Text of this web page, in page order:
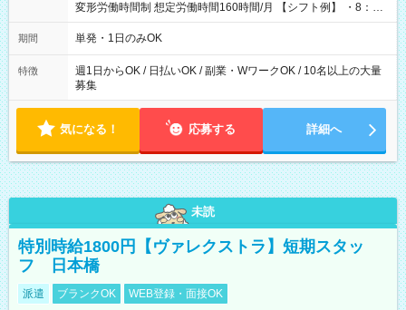
変形労働時間制 想定労働時間160時間/月 【シフト例】 ・8：00
～21：00
期間 単発・1日のみOK
特徴
週1日からOK / 日払いOK / 副業・WワークOK / 10名以上の大量
募集
気になる！ 応募する 詳細へ
未読
特別時給1800円【ヴァレクストラ】短期スタッ
フ 日本橋
派遣 ブランクOK WEB登録・面接OK